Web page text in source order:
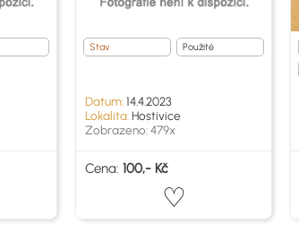
Stav Použité
Datum:14.4.2023
Lokalita:Hostivice
Zobrazeno: 479x
Cena: 100,- Kč